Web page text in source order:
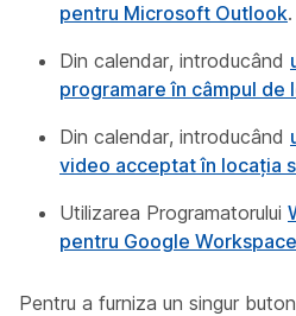
pentru Microsoft Outlook.
Din calendar, introducând
programare în câmpul de
Din calendar, introducând
video acceptat în locația
Utilizarea Programatorului
pentru Google Workspace
Pentru a furniza un singur